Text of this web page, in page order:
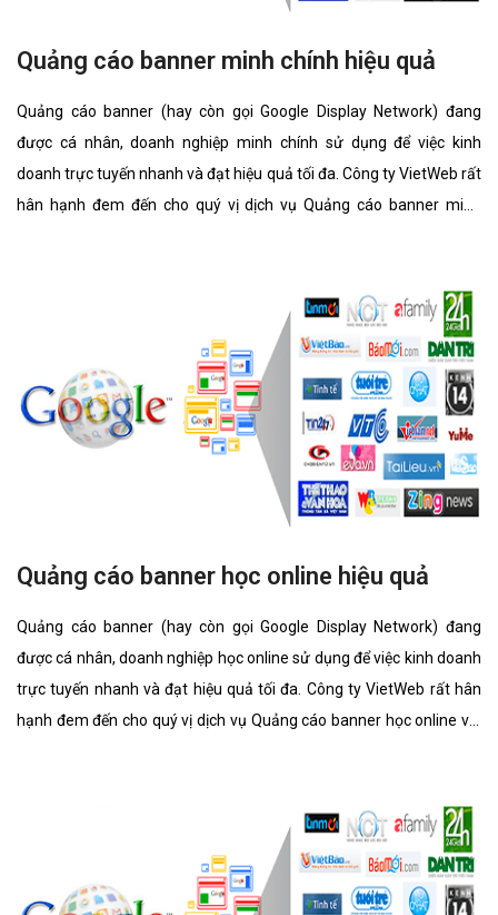
Quảng cáo banner minh chính hiệu quả
Quảng cáo banner (hay còn gọi Google Display Network) đang
được cá nhân, doanh nghiệp minh chính sử dụng để việc kinh
doanh trực tuyến nhanh và đạt hiệu quả tối đa. Công ty VietWeb rất
hân hạnh đem đến cho quý vị dịch vụ Quảng cáo banner minh
Quảng cáo banner học online hiệu quả
Quảng cáo banner (hay còn gọi Google Display Network) đang
được cá nhân, doanh nghiệp học online sử dụng để việc kinh doanh
trực tuyến nhanh và đạt hiệu quả tối đa. Công ty VietWeb rất hân
hạnh đem đến cho quý vị dịch vụ Quảng cáo banner học online với